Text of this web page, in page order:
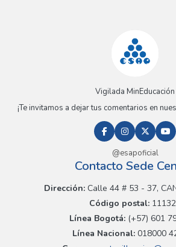
Vigilada MinEducación
¡Te invitamos a dejar tus comentarios en
@esapoficial
Contacto Sede
Dirección:Calle 44 # 53 - 37,
Código postal:
Línea Bogotá:(+57) 601
Línea Nacional: 018000